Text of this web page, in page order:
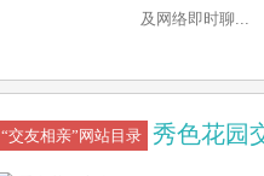
及网络即时聊...
“交友相亲”网站目录 秀色花园